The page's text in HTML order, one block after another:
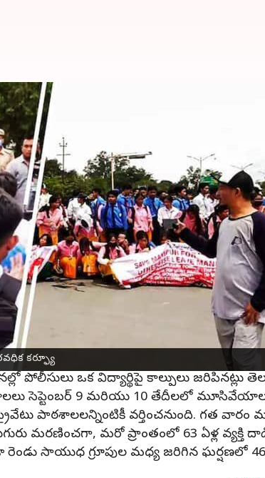
కర్ఫ్యూ
మళ్లీ చెలరేగిన హింస..
మారింది.
ఇంఫాల్ పశ్చిమ, ఇంఫాల్ తూర్పు, తౌబాల్
నేపథ్యంలో ఈ నిర్ణయాన్ని తీసుకున్నారు.
కొన్నింటికి మినహాయింపులు కూడా
ప్రయాణికుల కదలికలు, మీడియా సిబ్బంది
ఒక విద్యార్థిపై కాల్పులు జరిపినట్లు
సెప్టెంబర్ 9 మరియు 10 తేదీలలో
ప్రైవేటు పాఠశాలలన్నింటికీ వర్తించనుంది. గత
మరణించగా, మరో ప్రాంతంలో 63 ఏళ్ల
రెండు సాయుధ గ్రూపుల మధ్య జరిగిన ఘర్షణలో